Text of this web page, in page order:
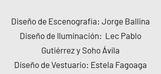
​Diseño de Escenografía: Jorge Ballina
Diseño de Iluminación: Lec Pablo
Gutiérrez y Soho Ávila
Diseño de Vestuario: Estela Fagoaga